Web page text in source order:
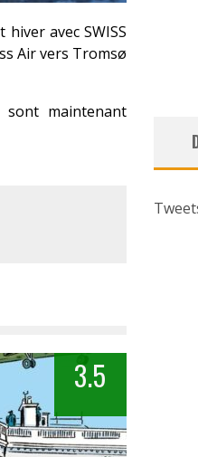
avec SWISS
Air vers Tromsø
sont maintenant
3.5